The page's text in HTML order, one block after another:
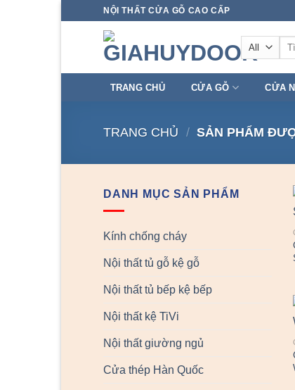
NỘI THẤT CỬA GỖ CAO CẤP
Tìm
TRANG CHỦ CỬA GỖ CỬA
TRANG CHỦ / SẢN PHẨM
DANH MỤC SẢN PHẨM
Kính chống cháy
Nội thất tủ gỗ kệ gỗ
Nội thất tủ bếp kệ bếp
Nội thất kệ TiVi
Nội thất giường ngủ
Cửa thép Hàn Quốc